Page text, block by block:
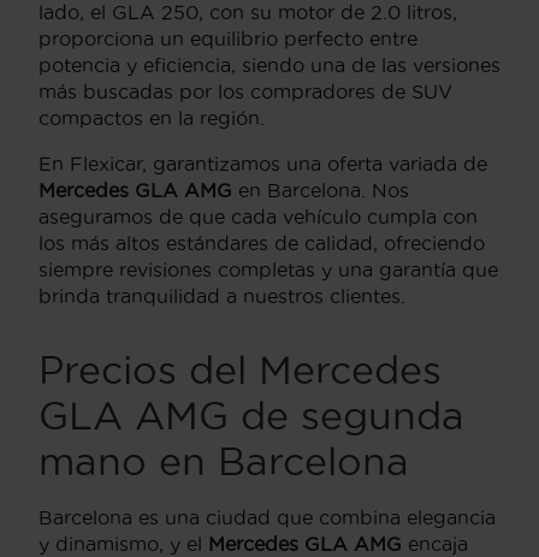
lado, el GLA 250, con su motor de 2.0 litros,
proporciona un equilibrio perfecto entre
potencia y eficiencia, siendo una de las versiones
más buscadas por los compradores de SUV
compactos en la región.
En Flexicar, garantizamos una oferta variada de
Mercedes GLA AMG en Barcelona. Nos
aseguramos de que cada vehículo cumpla con
los más altos estándares de calidad, ofreciendo
siempre revisiones completas y una garantía que
brinda tranquilidad a nuestros clientes.
Precios del Mercedes
GLA AMG de segunda
mano en Barcelona
Barcelona es una ciudad que combina elegancia
y dinamismo, y el
Mercedes GLA AMG encaja